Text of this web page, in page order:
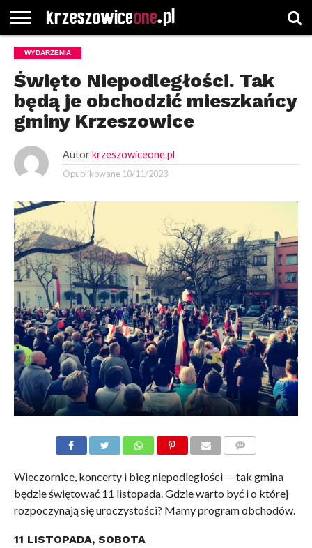
STRONA
GŁÓWNA
WYBORY
WYBIERZ
ROZKŁADY
GREGORCZYK
KONTAKT
WYDARZENIA
Święto Niepodległości. Tak
będą je obchodzić mieszkańcy
gminy Krzeszowice
Autor krzeszowiceone.pl
Opublikowane 10/11/2023
Wieczornice, koncerty i bieg niepodległości — tak gmina
będzie świętować 11 listopada. Gdzie warto być i o której
rozpoczynają się uroczystości? Mamy program obchodów.
11 LISTOPADA, SOBOTA